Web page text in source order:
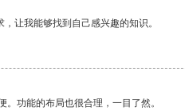
让我能够找到自己感兴趣的知识。
功能的布局也很合理，一目了然。